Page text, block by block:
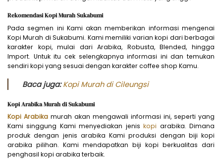
Rekomendasi Kopi Murah Sukabumi
Pada segmen ini Kami akan memberikan informasi mengenai
Kopi Murah di Sukabumi. Kami memiliki varian kopi dari berbagai
karakter kopi, mulai dari Arabika, Robusta, Blended, hingga
Import. Untuk itu cek selengkapnya informasi ini dan temukan
sendiri kopi yang sesuai dengan karakter coffee shop Kamu.
Baca juga:Kopi Murah di Cileungsi
Kopi Arabika Murah di Sukabumi
Kopi Arabika murah akan mengawali informasi ini, seperti yang
Kami singgung Kami menyediakan jeniskopi arabika. Dimana
produk dengan jenis arabika Kami produksi dengan biji kopi
arabika pilihan. Kami mendapatkan biji kopi berkualitas dari
penghasil kopi arabika terbaik.